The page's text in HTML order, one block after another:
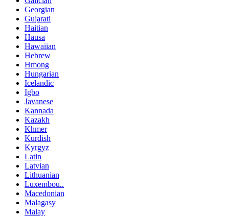
Georgian
Gujarati
Haitian
Hausa
Hawaiian
Hebrew
Hmong
Hungarian
Icelandic
Igbo
Javanese
Kannada
Kazakh
Khmer
Kurdish
Kyrgyz
Latin
Latvian
Lithuanian
Luxembou..
Macedonian
Malagasy
Malay